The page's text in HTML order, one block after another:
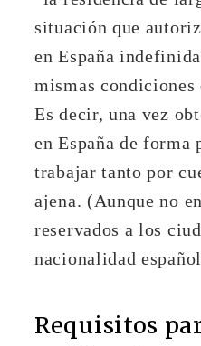
situación que
en España
mismas condiciones
Es decir, una vez
en España de forma
trabajar tanto por
ajena. (Aunque no
reservados a los
nacionalidad
Requisitos